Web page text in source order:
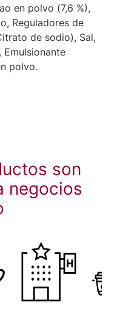
en polvo (7,6 %),
Reguladores de
de sodio), Sal,
Emulsionante
polvo.
son
negocios